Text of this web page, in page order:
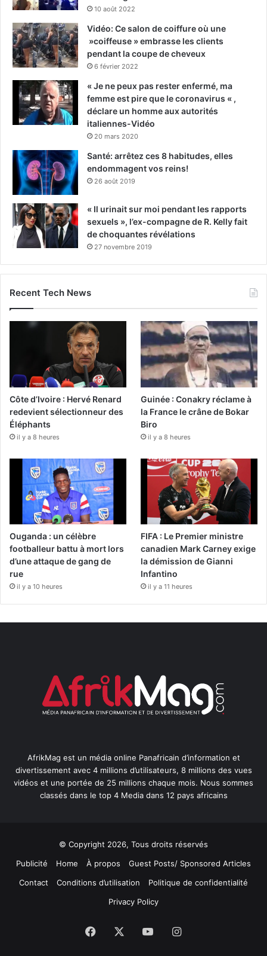
10 août 2022
Vidéo: Ce salon de coiffure où une
»coiffeuse » embrasse les clients
pendant la coupe de cheveux
6 février 2022
« Je ne peux pas rester enfermé, ma
femme est pire que le coronavirus « ,
déclare un homme aux autorités
italiennes-Vidéo
20 mars 2020
Santé: arrêtez ces 8 habitudes, elles
endommagent vos reins!
26 août 2019
« Il urinait sur moi pendant les rapports
sexuels », l’ex-compagne de R. Kelly fait
de choquantes révélations
27 novembre 2019
Recent Tech News
Côte d’Ivoire : Hervé Renard
redevient sélectionneur des
Éléphants
il y a 8 heures
Guinée : Conakry réclame à
la France le crâne de Bokar
Biro
il y a 8 heures
Ouganda : un célèbre
footballeur battu à mort lors
d’une attaque de gang de
rue
il y a 10 heures
FIFA : Le Premier ministre
canadien Mark Carney exige
la démission de Gianni
Infantino
il y a 11 heures
AfrikMag est un média online Panafricain d’information et
divertissement avec 4 millions d’utilisateurs, 8 millions des vues
vidéos et une portée de 25 millions chaque mois. Nous sommes
classés dans le top 4 Media dans 12 pays africains
© Copyright 2026, Tous droits réservés
Publicité
Home À propos
Guest Posts/ Sponsored Articles
Contact
Conditions d’utilisation
Politique de confidentialité
Privacy Policy
Facebook YouTubeInstagram